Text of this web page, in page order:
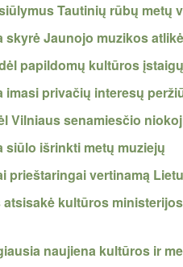
Tautinių rūbų metų
skyrė Jaunojo muzikos
papildomų kultūros
imasi privačių interesų
Vilniaus senamiesčio
siūlo išrinkti metų muziejų
prieštaringai vertinamą
atsisakė kultūros
naujiena kultūros ir